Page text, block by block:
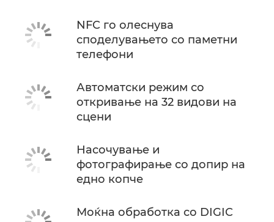
NFC го олеснува
споделувањето со паметни
телефони
Автоматски режим со
откривање на 32 видови на
сцени
Насочување и
фотографирање со допир на
едно копче
Моќна обработка со DIGIC